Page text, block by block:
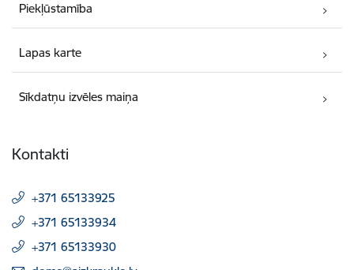
Piekļūstamība
Lapas karte
Sīkdatņu izvēles maiņa
Kontakti
+371 65133925
+371 65133934
+371 65133930